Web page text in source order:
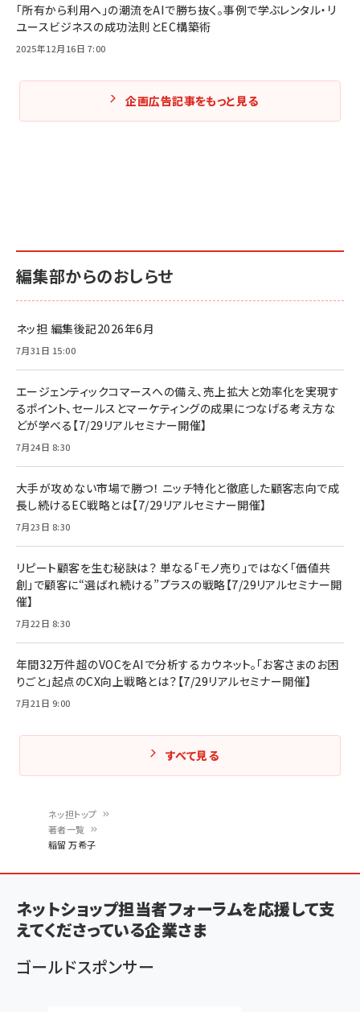
ン
く
ず
ネッ担トップ
著者一覧
稲留 万希子
「所有から利用へ」の潮流をAIで勝ち抜く。事例で学ぶレンタル・リ
ユースビジネスの成功法則とEC構築術
2025年12月16日 7:00
企画広告記事をもっと見る
編集部からのおしらせ
ネッ担 編集後記2026年6月
7月31日 15:00
エージェンティックコマースへの備え、売上拡大と効率化を実現す
るポイント、セールスとマーケティングの成果につなげる考え方な
どが学べる【7/29リアルセミナー開催】
7月24日 8:30
大手が攻めない市場で勝つ！ ニッチ特化と徹底した顧客志向で成
長し続けるEC戦略とは【7/29リアルセミナー開催】
7月23日 8:30
リピート顧客を生む秘訣は？ 単なる「モノ売り」ではなく「価値共
創」で顧客に“選ばれ続ける”プラスの戦略【7/29リアルセミナー開
催】
7月22日 8:30
年間32万件超のVOCをAIで分析するカウネット。「お客さまのお困
りごと」起点のCX向上戦略とは？【7/29リアルセミナー開催】
7月21日 9:00
すべて見る
ネットショップ担当者フォーラムを応援して支
えてくださっている企業さま
ゴールドスポンサー